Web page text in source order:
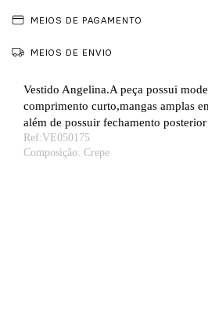
MEIOS DE PAGAMENTO
MEIOS DE ENVIO
Vestido Angelina.A peça possui
comprimento curto,mangas amplas
além de possuir fechamento
Ref:VE050175
Composição: Crepe